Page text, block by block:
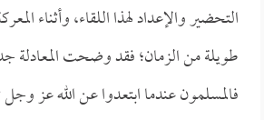
التحضير والإعداد لهذا اللقاء، وأثناء
طويلة من الزمان؛ فقد وضحت المعادلة
فالمسلمون عندما ابتعدوا عن الله عز وجل